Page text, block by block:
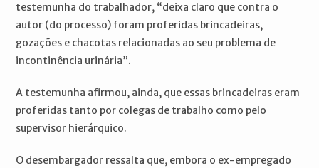
testemunha do trabalhador, “deixa claro que contra o
autor (do processo) foram proferidas brincadeiras,
gozações e chacotas relacionadas ao seu problema de
incontinência urinária”.
A testemunha afirmou, ainda, que essas brincadeiras eram
proferidas tanto por colegas de trabalho como pelo
supervisor hierárquico.
O desembargador ressalta que, embora o ex-empregado